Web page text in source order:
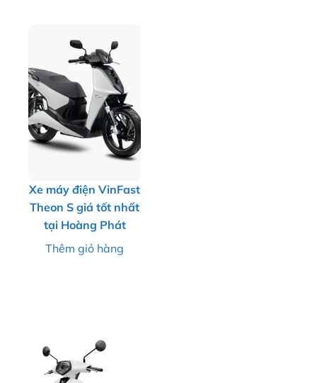
Xe máy điện VinFast
Theon S giá tốt nhất
tại Hoàng Phát
Thêm giỏ hàng